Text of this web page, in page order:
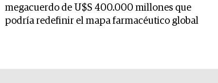
megacuerdo de U$S 400.000 millones que
podría redefinir el mapa farmacéutico global